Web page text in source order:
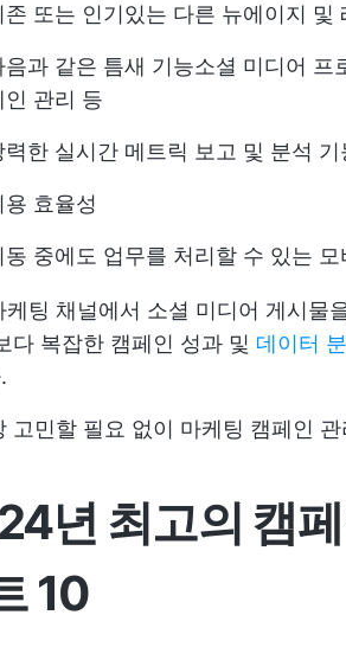
존 또는 인기있는 다른 뉴에이지
음과 같은 틈새 기능소셜 미디어 프
인 관리 등
력한 실시간 메트릭 보고 및 분석 기
용 효율성
동 중에도 업무를 처리할 수 있는
케팅 채널에서 소셜 미디어 게시물
다 복잡한 캠페인 성과 및 데이터
고민할 필요 없이 마케팅 캠페인
년 최고의 캠
10